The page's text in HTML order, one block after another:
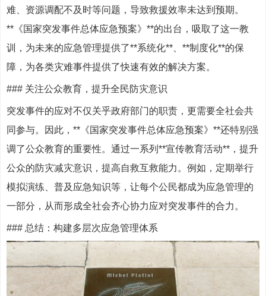
难、资源调配不及时等问题，导致救援效率未达到预期。
**《国家突发事件总体应急预案》**的出台，吸取了这一教
训，为未来的应急管理提供了**系统化**、**制度化**的保
障，为各类灾难事件提供了快速有效的解决方案。
### 关注公众教育，提升全民防灾意识
突发事件的应对不仅关乎政府部门的职责，更需要全社会共
同参与。因此，**《国家突发事件总体应急预案》**还特别强
调了公众教育的重要性。通过一系列**宣传教育活动**，提升
公众的防灾减灾意识，提高自救互救能力。例如，定期举行
模拟演练、普及应急知识等，让每个公民都成为应急管理的
一部分，从而形成全社会齐心协力应对突发事件的合力。
### 总结：构建多层次应急管理体系